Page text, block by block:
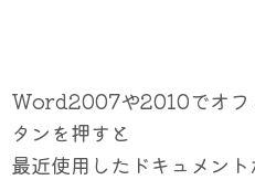
Word2007や2010でオフ
タンを押すと
最近使用したドキュメント